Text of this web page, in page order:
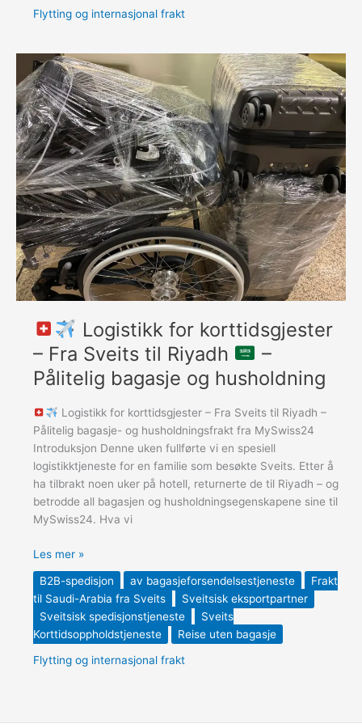
Flytting og internasjonal frakt
Logistikk for korttidsgjester
– Fra Sveits til Riyadh
–
Pålitelig bagasje og husholdning
Logistikk for korttidsgjester – Fra Sveits til Riyadh –
Pålitelig bagasje- og husholdningsfrakt fra MySwiss24
Introduksjon Denne uken fullførte vi en spesiell
logistikktjeneste for en familie som besøkte Sveits. Etter å
ha tilbrakt noen uker på hotell, returnerte de til Riyadh – og
betrodde all bagasjen og husholdningsegenskapene sine til
MySwiss24. Hva vi
Logistikk
for
korttidsgjester
–
Fra
Sveits
til
Riyadh
–
Pålitelig
bagasje
husholdning
Les mer »
B2B-spedisjon av bagasjeforsendelsestjeneste
Frakt
til Saudi-Arabia fra Sveits
Sveitsisk eksportpartner
Sveitsisk spedisjonstjeneste
Sveits
Korttidsoppholdstjeneste
Reise uten bagasje
Flytting og internasjonal frakt